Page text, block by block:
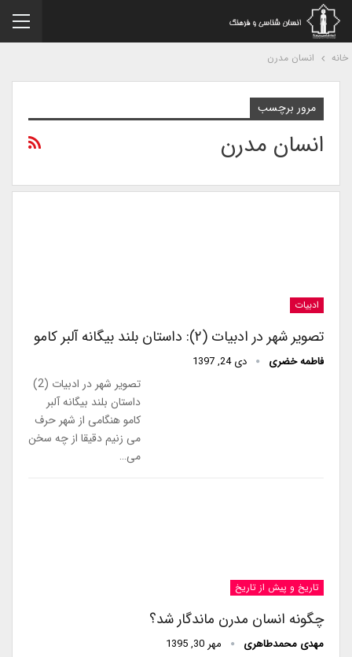
انسان مدرن
مرور برچسب
انسان مدرن
ادبیات
تصویر شهر در ادبیات (۲): داستان بلند بیگانه آلبر کامو
فاطمه خضری دی 24, 1397
تصویر شهر در ادبیات (2)
داستان بلند بیگانه آلبر
کامو هنگامی از شهر حرف
می زنیم دقیقا از چه سخن
می…
تاریخ و پیش از تاریخ
چگونه انسان مدرن ماندگار شد؟
مهدی محمدطاهری مهر 30, 1395